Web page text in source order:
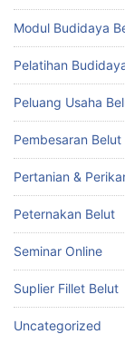
Modul Budidaya
Pelatihan
Peluang Usaha
Pembesaran Belut
Pertanian &
Peternakan Belut
Seminar Online
Suplier Fillet Belut
Uncategorized